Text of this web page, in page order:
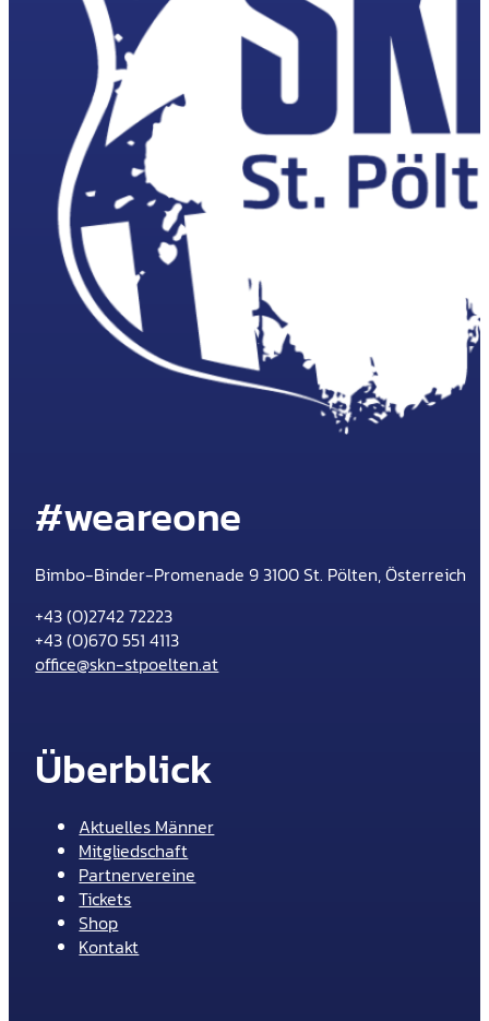
#weareone
Bimbo-Binder-Promenade 9 3100 St. Pölten, Österreich
+43 (0)2742 72223
+43 (0)670 551 4113
office@skn-stpoelten.at
Überblick
Aktuelles Männer
Mitgliedschaft
Partnervereine
Tickets
Shop
Kontakt